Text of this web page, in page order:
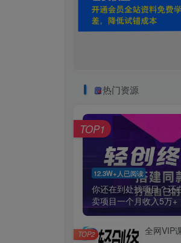
热门资源
12.3W+人已阅读
你还在到处找项目？还
卖项目一个月收入5万+
TOP1
全网VIP
TOP2